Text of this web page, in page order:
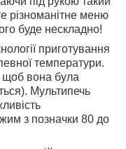
різноманітне меню
буде нескладно!
приготування
температури.
щоб вона була
Мультипечь
з позначки 80 до